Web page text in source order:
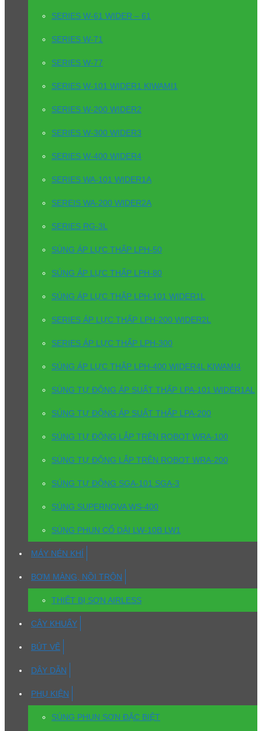
SERIES W-61 WIDER – 61
SERIES W-71
SERIES W-77
SERIES W-101 WIDER1 KIWAMI1
SERIES W-200 WIDER2
SERIES W-300 WIDER3
SERIES W-400 WIDER4
SERIES WA-101 WIDER1A
SEREIS WA-200 WIDER2A
SERIES RG-3L
SÚNG ÁP LỰC THẤP LPH-50
SÚNG ÁP LỰC THẤP LPH-80
SÚNG ÁP LỰC THẤP LPH-101 WIDER1L
SERIES ÁP LỰC THẤP LPH-200 WIDER2L
SERIES ÁP LỰC THẤP LPH-300
SÚNG ÁP LỰC THẤP LPH-400 WIDER4L KIWAMI4
SÚNG TỰ ĐỘNG ÁP SUẤT THẤP LPA-101 WIDER1AL
SÚNG TỰ ĐỘNG ÁP SUẤT THẤP LPA-200
SÚNG TỰ ĐỘNG LẮP TRÊN ROBOT WRA-100
SÚNG TỰ ĐỘNG LẮP TRÊN ROBOT WRA-200
SÚNG TỰ ĐỘNG SGA-101 SGA-3
SÚNG SUPERNOVA WS-400
SÚNG PHUN CỔ DÀI LW-10B LW1
MÁY NÉN KHÍ
BƠM MÀNG, NỒI TRỘN
THIẾT BỊ SƠN AIRLESS
CÂY KHUẤY
BÚT VẼ
DÂY DẪN
PHỤ KIỆN
SÚNG PHUN SƠN ĐẶC BIỆT